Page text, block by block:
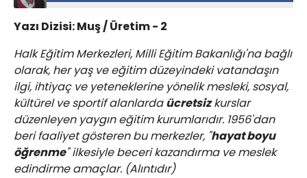
Yazı Dizisi: Muş / Üretim - 2
Halk Eğitim Merkezleri, Milli Eğitim Bakanlığı'na bağlı
olarak, her yaş ve eğitim düzeyindeki vatandaşın
ilgi, ihtiyaç ve yeteneklerine yönelik mesleki, sosyal,
kültürel ve sportif alanlardaücretsizkurslar
düzenleyen yaygın eğitim kurumlarıdır. 1956'dan
beri faaliyet gösteren bu merkezler, "hayat boyu
öğrenme" ilkesiyle beceri kazandırma ve meslek
edindirme amaçlar. (Alıntıdır)